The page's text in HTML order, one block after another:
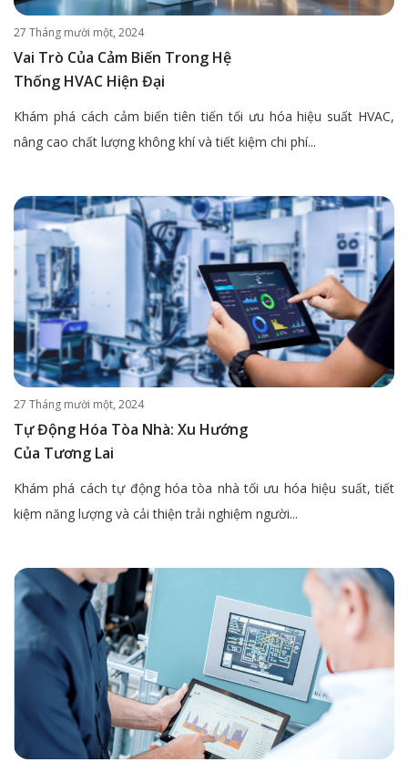
27 Tháng mười một, 2024
Vai Trò Của Cảm Biến Trong Hệ
Thống HVAC Hiện Đại
Khám phá cách cảm biến tiên tiến tối ưu hóa hiệu suất HVAC,
nâng cao chất lượng không khí và tiết kiệm chi phí...
27 Tháng mười một, 2024
Tự Động Hóa Tòa Nhà: Xu Hướng
Của Tương Lai
Khám phá cách tự động hóa tòa nhà tối ưu hóa hiệu suất, tiết
kiệm năng lượng và cải thiện trải nghiệm người...